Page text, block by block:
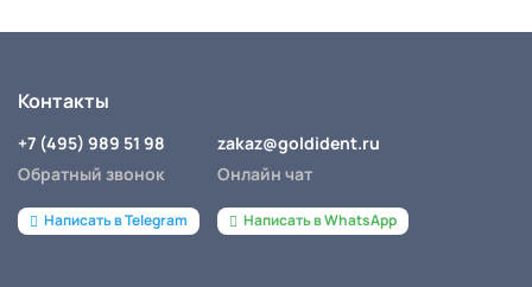
Контакты
+7 (495) 989 51 98
Обратный звонок
Написать в Telegram
zakaz@goldident.ru
Онлайн чат
Написать в WhatsApp